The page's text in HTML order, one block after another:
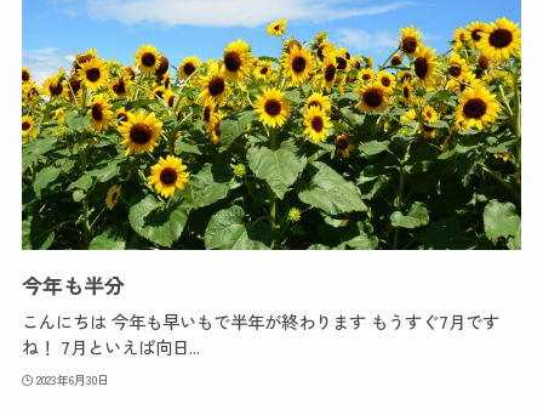
今年も半分
こんにちは 今年も早いもで半年が終わります もうすぐ7月です
ね！ 7月といえば向日...
2023年6月30日